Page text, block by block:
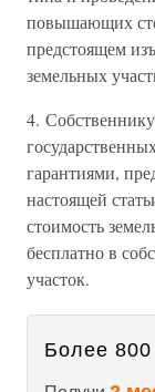
повышающих
предстоящем
земельных
4.
гарантиями,
настоящей
стоимость
бесплатно в
участок.
Более 800